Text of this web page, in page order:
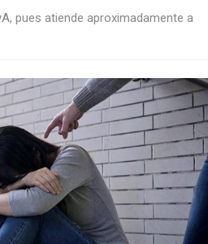
pues atiende aproximadamente a